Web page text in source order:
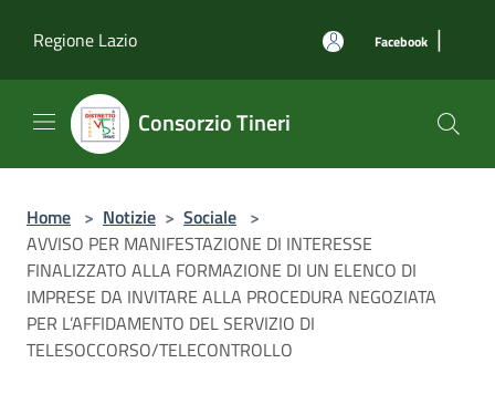
Regione Lazio
Facebook |
Consorzio Tineri
Home > Notizie > Sociale >
AVVISO PER MANIFESTAZIONE DI INTERESSE
FINALIZZATO ALLA FORMAZIONE DI UN ELENCO DI
IMPRESE DA INVITARE ALLA PROCEDURA NEGOZIATA
PER L’AFFIDAMENTO DEL SERVIZIO DI
TELESOCCORSO/TELECONTROLLO